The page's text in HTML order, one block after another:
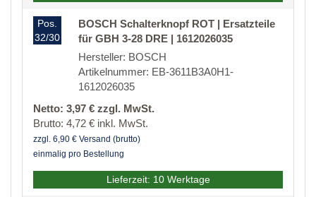
Pos.
32/30
BOSCH Schalterknopf ROT | Ersatzteile
für GBH 3-28 DRE | 1612026035
Hersteller: BOSCH
Artikelnummer: EB-3611B3A0H1-
1612026035
Netto: 3,97 € zzgl. MwSt.
Brutto: 4,72 € inkl. MwSt.
zzgl. 6,90 € Versand (brutto)
einmalig pro Bestellung
Lieferzeit: 10 Werktage